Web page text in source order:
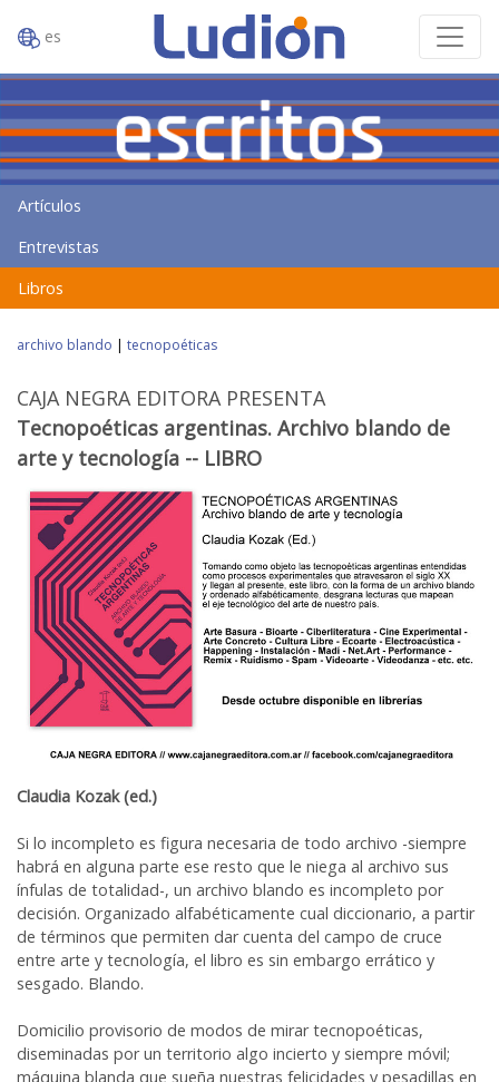
es
Artículos
Entrevistas
Libros
archivo blando | tecnopoéticas
CAJA NEGRA EDITORA PRESENTA
Tecnopoéticas argentinas. Archivo blando de
arte y tecnología -- LIBRO
Claudia Kozak (ed.)
Si lo incompleto es figura necesaria de todo archivo -siempre
habrá en alguna parte ese resto que le niega al archivo sus
ínfulas de totalidad-, un archivo blando es incompleto por
decisión. Organizado alfabéticamente cual diccionario, a partir
de términos que permiten dar cuenta del campo de cruce
entre arte y tecnología, el libro es sin embargo errático y
sesgado. Blando.
Domicilio provisorio de modos de mirar tecnopoéticas,
diseminadas por un territorio algo incierto y siempre móvil;
máquina blanda que sueña nuestras felicidades y pesadillas en